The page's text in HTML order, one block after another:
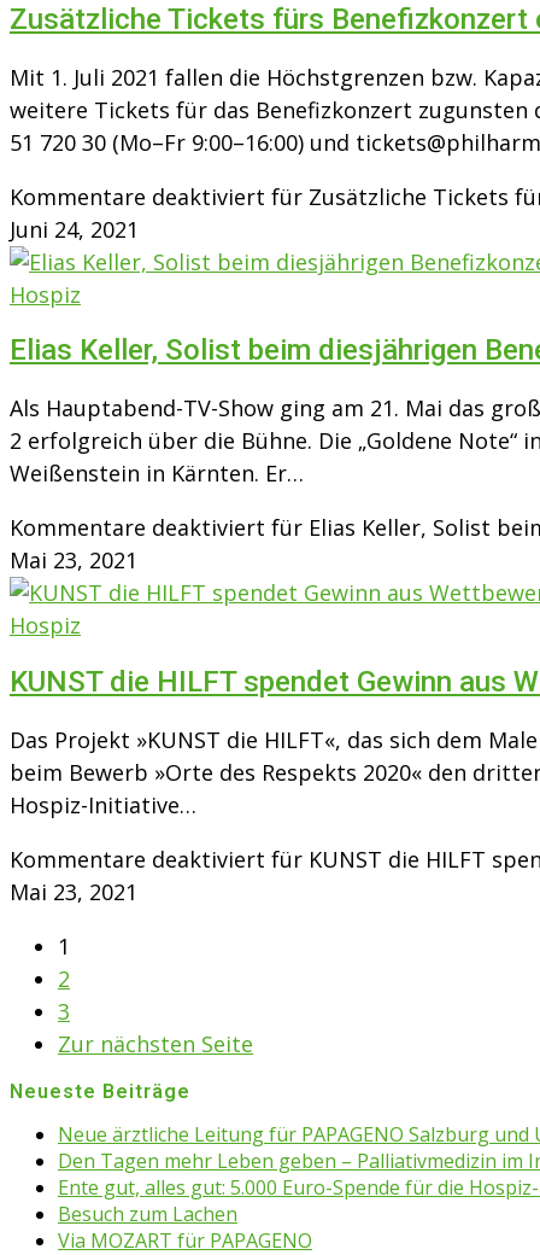
Zusätzliche Tickets fürs Benefizkonzert
Mit 1. Juli 2021 fallen die Höchstgrenzen bzw.
weitere Tickets für das Benefizkonzert zugunsten
51 720 30 (Mo–Fr 9:00–16:00) und
Kommentare deaktiviert für Zusätzliche Tickets
Juni 24, 2021
Hospiz
Elias Keller, Solist beim diesjährigen
Als Hauptabend-TV-Show ging am 21. Mai das
2 erfolgreich über die Bühne. Die „Goldene Note“
Weißenstein in Kärnten. Er…
Kommentare deaktiviert für Elias Keller, Solist
Mai 23, 2021
Hospiz
KUNST die HILFT spendet Gewinn aus
Das Projekt »KUNST die HILFT«, das sich dem
beim Bewerb »Orte des Respekts 2020« den
Hospiz-Initiative…
Kommentare deaktiviert für KUNST die HILFT
Mai 23, 2021
1
2
3
Zur nächsten Seite
Neueste Beiträge
Neue ärztliche Leitung für PAPAGENO Salzburg und
Den Tagen mehr Leben geben – Palliativmedizin im
Ente gut, alles gut: 5.000 Euro-Spende für die
Besuch zum Lachen
Via MOZART für PAPAGENO